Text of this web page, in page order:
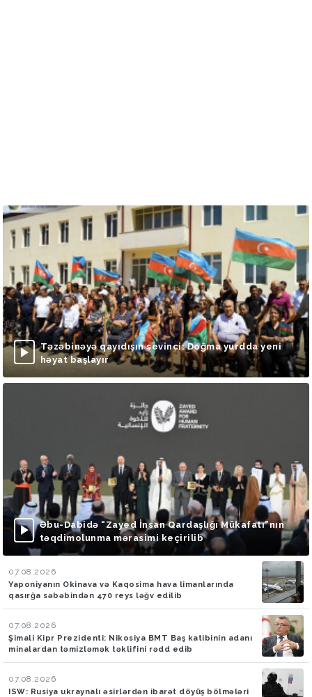
Təzəbinəyə qayıdışın sevinci: Doğma yurdda yeni
həyat başlayır
Əbu-Dabidə “Zayed İnsan Qardaşlığı Mükafatı”nın
təqdimolunma mərasimi keçirilib
07.08.2026
Yaponiyanın Okinava və Kaqosima hava limanlarında
qasırğa səbəbindən 470 reys ləğv edilib
07.08.2026
Şimali Kipr Prezidenti: Nikosiya BMT Baş katibinin adanı
minalardan təmizləmək təklifini rədd edib
07.08.2026
ISW: Rusiya ukraynalı əsirlərdən ibarət döyüş bölmələri